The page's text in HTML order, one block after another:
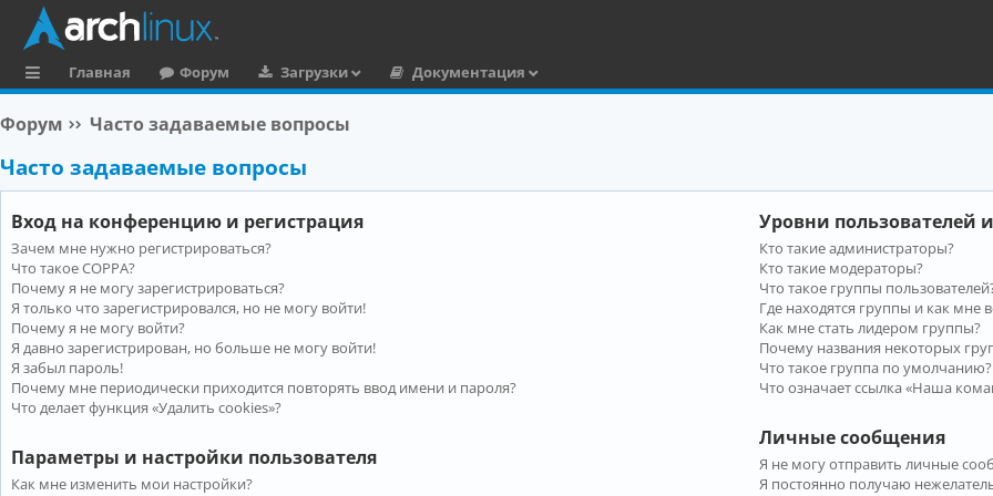
ы
л
Главная Форум Загрузки
Документация
Форум Часто задаваемые вопросы
Часто задаваемые вопросы
Вход на конференцию и регистрация
Зачем мне нужно регистрироваться?
Что такое COPPA?
Почему я не могу зарегистрироваться?
Я только что зарегистрировался, но не могу войти!
Почему я не могу войти?
Я давно зарегистрирован, но больше не могу войти!
Я забыл пароль!
Почему мне периодически приходится повторять ввод имени и пароля?
Что делает функция «Удалить cookies»?
Параметры и настройки пользователя
Как мне изменить мои настройки?
Уровни пользователей
Кто такие администраторы?
Кто такие модераторы?
Что такое группы
Где находятся группы и как мне
Как мне стать лидером группы?
Почему названия некоторых
Что такое группа по умолчанию?
Что означает ссылка «Наша
Личные сообщения
Я не могу отправить личные
Я постоянно получаю